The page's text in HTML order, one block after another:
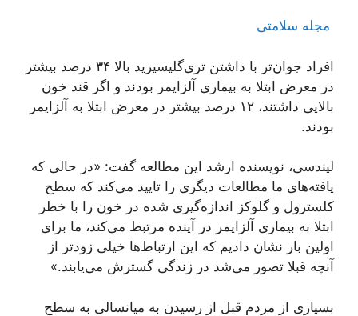
مجله سلامتی
افراد جوان‌تر با داشتن تری‌گلیسیرید بالا ۳۴ درصد بیشتر
در معرض ابتلا به بیماری آلزایمر بودند و اگر قند خون
بالایی داشتند، ۱۲ درصد بیشتر در معرض ابتلا به آلزایمر
بودند.
لیندسی، نویسنده ارشد این مطالعه گفت: «در حالی که
یافته‌های ما مطالعات دیگری را تایید می‌کند که سطح
کلسترول و گلوکز اندازه‌گیری شده در خون را با خطر
ابتلا به بیماری آلزایمر در آینده مرتبط می‌کند، ما برای
اولین بار نشان دادیم که این ارتباط‌ها خیلی زودتر از
آنچه قبلا تصور می‌شد در زندگی گسترش می‌یابند.»
بسیاری از مردم قبل از رسیدن به میانسالی به سطح